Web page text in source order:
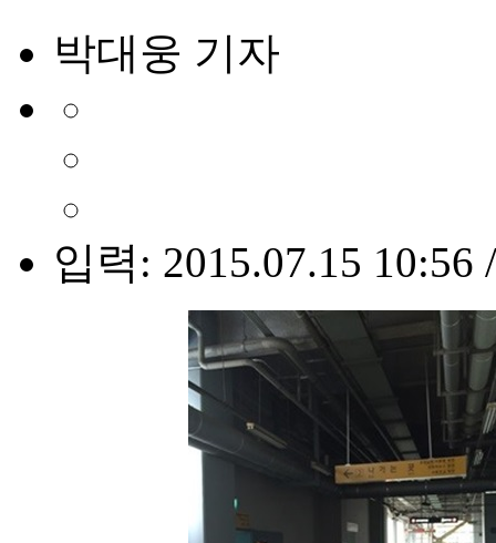
박대웅 기자
입력: 2015.07.15 10:56